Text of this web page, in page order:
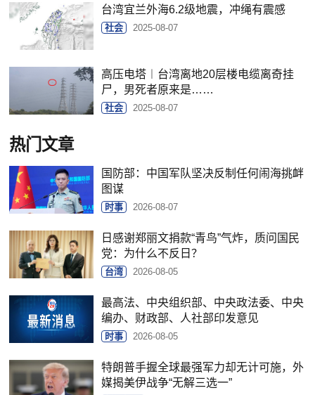
台湾宜兰外海6.2级地震，冲绳有震感
社会 2025-08-07
高压电塔︱台湾离地20层楼电缆离奇挂
尸，男死者原来是……
社会 2025-08-07
热门文章
国防部：中国军队坚决反制任何闹海挑衅
图谋
时事 2026-08-07
日感谢郑丽文捐款“青鸟”气炸，质问国民
党：为什么不反日？
台湾 2026-08-05
最高法、中央组织部、中央政法委、中央
编办、财政部、人社部印发意见
时事 2026-08-05
特朗普手握全球最强军力却无计可施，外
媒揭美伊战争“无解三选一”